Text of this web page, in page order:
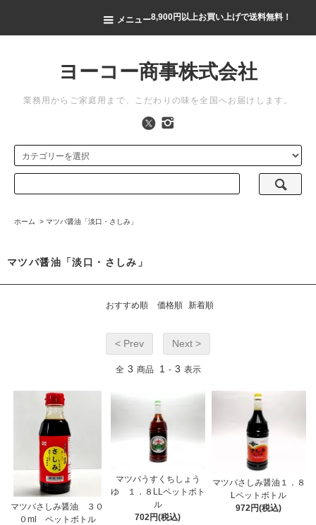
8,900円以上お買い上げで送料無料！
メニュー
ヨーコー商事株式会社
業務用からご家庭用まで、こだわりの味を全国へお届けします。
ホーム > マツバ醤油「淡口・さしみ」
マツバ醤油「淡口・さしみ」
おすすめ順 価格順 新着順
< Prev Next >
全 3 商品 1 - 3 表示
マツバさしみ醤油 ３０
０ml ペットボトル
マツバうすくちしょう
ゆ １．８LLペットボト
ル
702円(税込)
マツバさしみ醤油１．８
Lペットボトル
972円(税込)